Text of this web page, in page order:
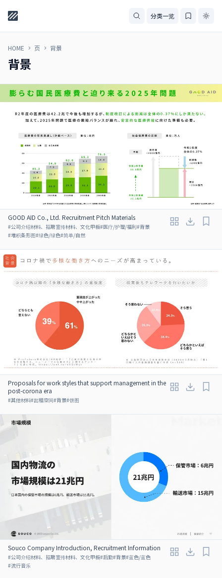
分类一览
HOME 页 背景
背景
GOOD AID Co., Ltd. Recruitment Pitch Materials
#公司介绍材料、招聘宣传材料、文化甲板#医疗/护理/福利#背景
#堆积条形图#绿色/绿色#简单/自然
Proposals for work styles that support management in the
post-corona era
#其他材料#出租空间#背景#饼图
Souco Company Introduction, Recruitment Information
#公司介绍材料、招聘宣传材料、文化甲板#后勤#背景#蓝色/蓝色
#流行音乐